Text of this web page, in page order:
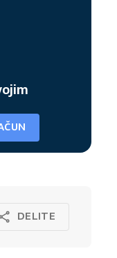
DELITE